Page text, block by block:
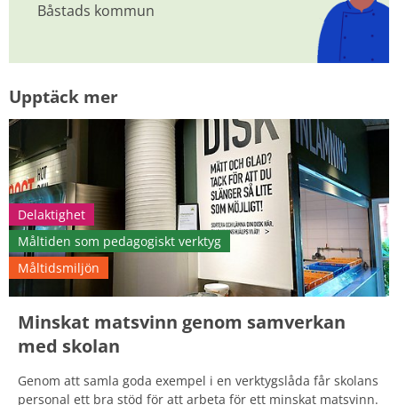
Båstads kommun
Upptäck mer
Delaktighet
Måltiden som pedagogiskt verktyg
Måltidsmiljön
Minskat matsvinn genom samverkan
med skolan
Genom att samla goda exempel i en verktygslåda får skolans
personal ett bra stöd för att arbeta för ett minskat matsvinn.